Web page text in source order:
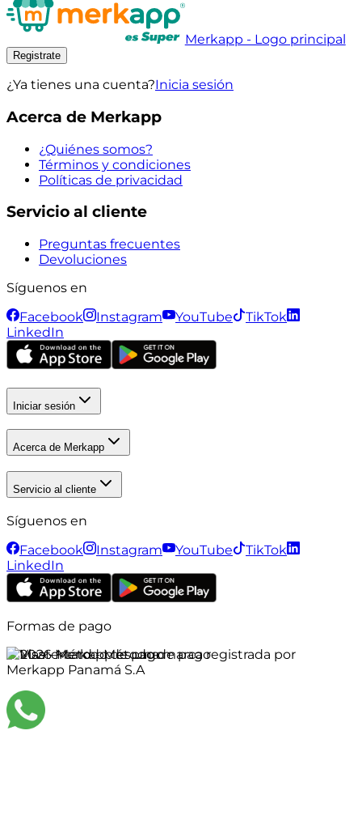
Merkapp - Logo principal
Registrate
¿Ya tienes una cuenta?Inicia sesión
Acerca de Merkapp
¿Quiénes somos?
Términos y condiciones
Políticas de privacidad
Servicio al cliente
Preguntas frecuentes
Devoluciones
Síguenos en
Facebook
Instagram YouTube
TikTok
LinkedIn
Iniciar sesión
Acerca de Merkapp
Servicio al cliente
Síguenos en
Facebook
Instagram YouTube
TikTok
LinkedIn
Formas de pago
©2026Merkapp es una marca registrada por
Merkapp Panamá S.A